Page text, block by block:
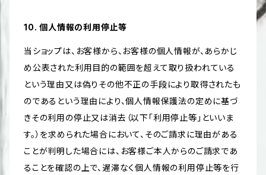
10. 個人情報の利用停止等
当ショップは、お客様から、お客様の個人情報が、あらかじ
め公表された利用目的の範囲を超えて取り扱われている
という理由又は偽りその他不正の手段により取得されたも
のであるという理由により、個人情報保護法の定めに基づ
きその利用の停止又は消去（以下「利用停止等」といいま
す。）を求められた場合において、そのご請求に理由がある
ことが判明した場合には、お客様ご本人からのご請求であ
ることを確認の上で、遅滞なく個人情報の利用停止等を行